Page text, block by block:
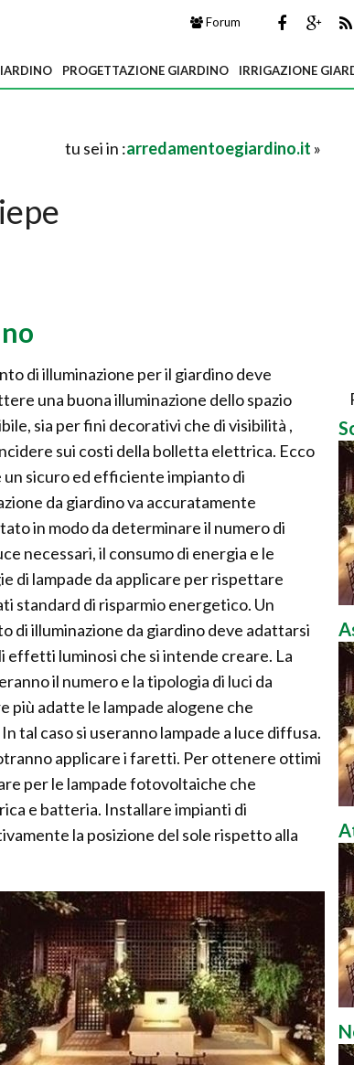
Forum
PROGETTAZIONE GIARDINO IRRIGAZIONE
tu sei in :arredamentoegiardino.it »
di illuminazione per il giardino deve
una buona illuminazione dello spazio
sia per fini decorativi che di visibilità ,
sui costi della bolletta elettrica. Ecco
un sicuro ed efficiente impianto di
da giardino va accuratamente
in modo da determinare il numero di
necessari, il consumo di energia e le
di lampade da applicare per rispettare
standard di risparmio energetico. Un
di illuminazione da giardino deve adattarsi
effetti luminosi che si intende creare. La
il numero e la tipologia di luci da
più adatte le lampade alogene che
tal caso si useranno lampade a luce diffusa.
applicare i faretti. Per ottenere ottimi
per le lampade fotovoltaiche che
e batteria. Installare impianti di
la posizione del sole rispetto alla